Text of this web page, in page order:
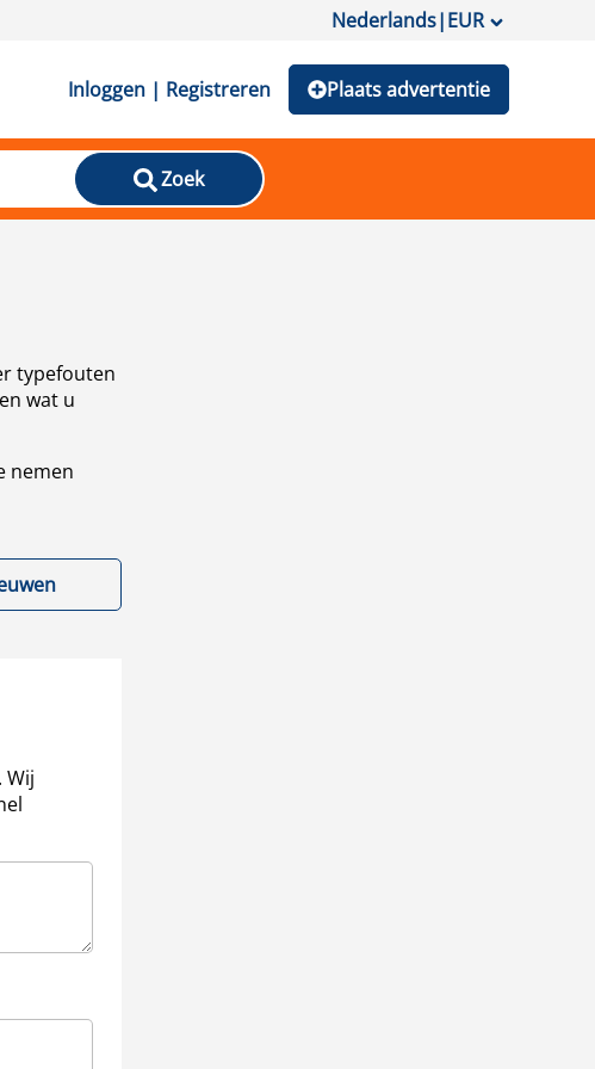
Nederlands|EUR
Inloggen | Registreren Plaats advertentie
Zoek
typefouten
wat u
nemen
Wij